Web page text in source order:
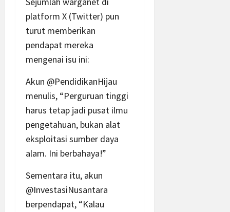
platform X (Twitter) pun
turut memberikan
pendapat mereka
mengenai isu ini:
Akun @PendidikanHijau
menulis, “Perguruan tinggi
harus tetap jadi pusat ilmu
pengetahuan, bukan alat
eksploitasi sumber daya
alam. Ini berbahaya!”
Sementara itu, akun
@InvestasiNusantara
berpendapat, “Kalau